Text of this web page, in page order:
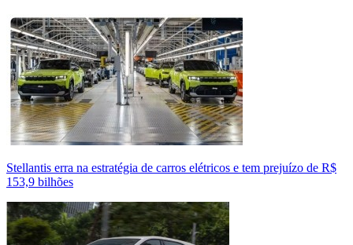
Stellantis erra na estratégia de carros elétricos e tem prejuízo de R$
153,9 bilhões